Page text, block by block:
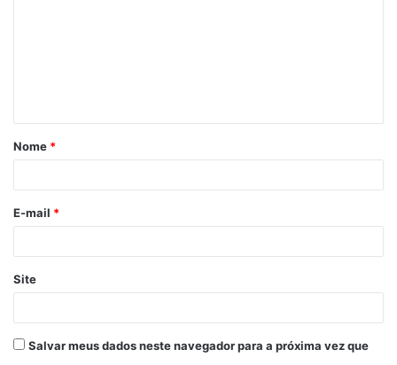
á
r
*
Nome *
E-mail *
Site
Salvar meus dados neste navegador para a próxima vez que